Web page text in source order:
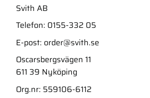
Svith AB
Telefon: 0155-332 05
E-post: order@svith.se
Oscarsbergsvägen 11
611 39 Nyköping
Org.nr: 559106-6112